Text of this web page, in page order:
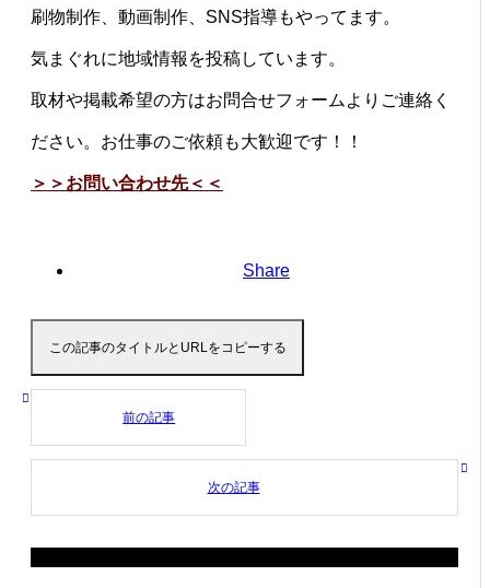
刷物制作、動画制作、SNS指導もやってます。
気まぐれに地域情報を投稿しています。
取材や掲載希望の方はお問合せフォームよりご連絡く
ださい。お仕事のご依頼も大歓迎です！！
＞＞お問い合わせ先＜＜
Share
この記事のタイトルとURLをコピーする
前の記事
次の記事